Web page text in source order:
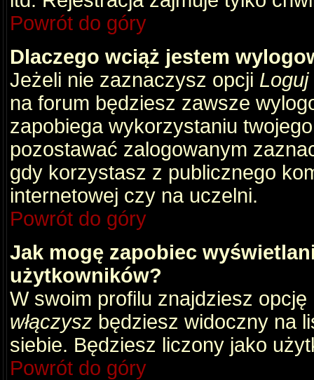
Powrót do góry
Dlaczego wciąż jestem
Jeżeli nie zaznaczysz opcji
na forum będziesz zawsze
zapobiega wykorzystaniu
pozostawać zalogowanym
gdy korzystasz z publicznego
internetowej czy na uczelni.
Powrót do góry
Jak mogę zapobiec
użytkowników?
W swoim profilu znajdziesz opcję
włączysz będziesz widoczny na
siebie. Będziesz liczony jako
Powrót do góry